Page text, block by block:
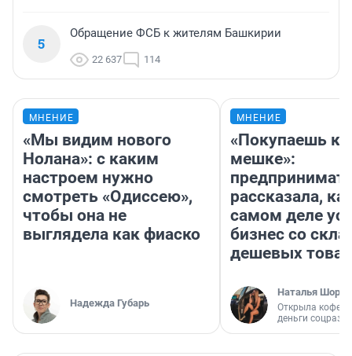
5
Обращение ФСБ к жителям Башкирии
22 637 114
МНЕНИЕ
«Мы видим нового
Нолана»: с каким
настроем нужно
смотреть «Одиссею»,
чтобы она не
выглядела как фиаско
Надежда Губарь
МНЕНИЕ
«Покупаешь
мешке»:
рассказала,
самом деле
бизнес со
дешевых
Наталья
Открыла
деньги